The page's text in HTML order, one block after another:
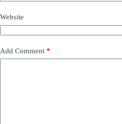
Website
Add Comment *